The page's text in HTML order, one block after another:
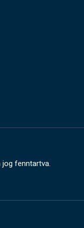
fenntartva.